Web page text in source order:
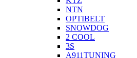
NTN
OPTIBELT
SNOWDOG
2 СOOL
3S
A911TUNING